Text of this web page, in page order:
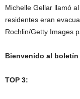
Michelle Gellar llamó
residentes eran
Rochlin/Getty Images
Bienvenido al
TOP 3: